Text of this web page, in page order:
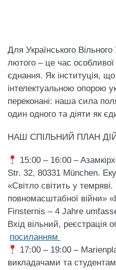
Для Українського
лютого – це час особливої
єднання. Як інституція,
інтелектуальною опорою
переконані: наша сила
один одного та діяти як
НАШ СПІЛЬНИЙ ПЛАН
15:00 – 16:00 –
Str. 32, 80331 München.
«Світло світить у
повномасштабної війни»
Finsternis – 4 Jahre
Вхід вільний, реєстрація
посиланням
17:00 – 19:00 –
викладачами та